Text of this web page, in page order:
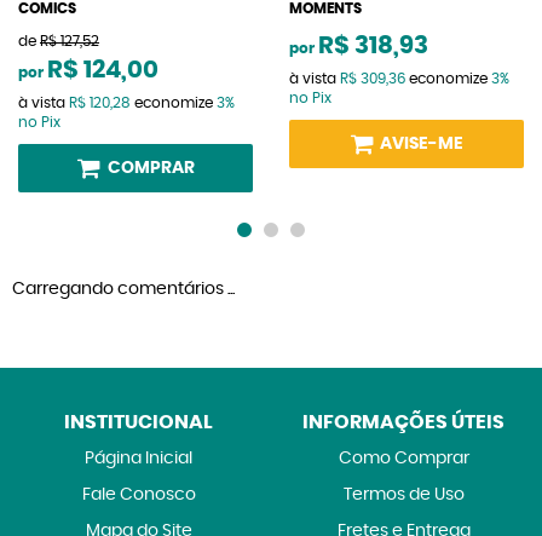
COMICS
de R$ 127,52
por R$ 124,00
à vista R$ 120,28 economize 3%
no Pix
COMPRAR
MOMENTS
por R$ 318,93
à vista R$ 309,36 economize 3%
no Pix
AVISE-ME
Carregando comentários ...
INSTITUCIONAL
Página Inicial
Fale Conosco
Mapa do Site
INFORMAÇÕES ÚTEIS
Como Comprar
Termos de Uso
Fretes e Entrega